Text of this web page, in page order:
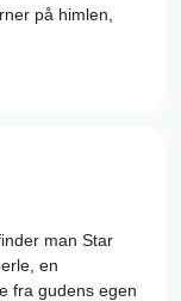
på himlen,
man Star
en
fra gudens egen